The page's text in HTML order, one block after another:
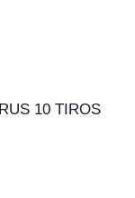
10 TIROS